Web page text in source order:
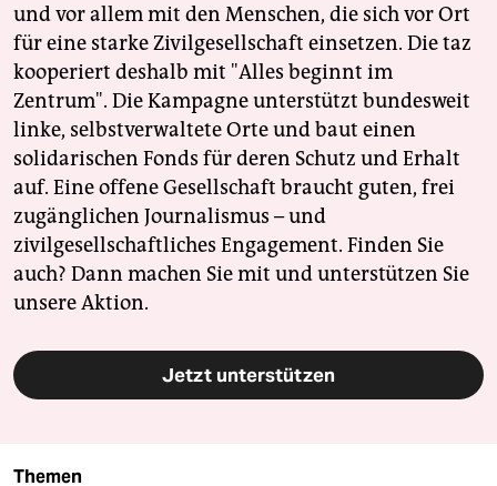
und vor allem mit den Menschen, die sich vor Ort
für eine starke Zivilgesellschaft einsetzen. Die taz
kooperiert deshalb mit "Alles beginnt im
Zentrum". Die Kampagne unterstützt bundesweit
linke, selbstverwaltete Orte und baut einen
solidarischen Fonds für deren Schutz und Erhalt
auf. Eine offene Gesellschaft braucht guten, frei
zugänglichen Journalismus – und
zivilgesellschaftliches Engagement. Finden Sie
auch? Dann machen Sie mit und unterstützen Sie
unsere Aktion.
Jetzt unterstützen
Themen